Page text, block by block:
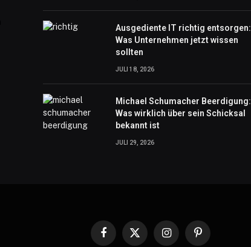
Ausgediente IT richtig entsorgen:
Was Unternehmen jetzt wissen
sollten
JULI 18, 2026
Michael Schumacher Beerdigung:
Was wirklich über sein Schicksal
bekannt ist
JULI 29, 2026
Facebook
X
InstagramPinterest